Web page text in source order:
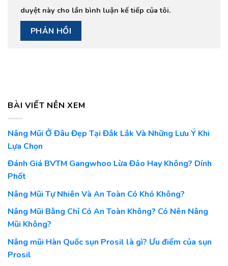
duyệt này cho lần bình luận kế tiếp của tôi.
BÀI VIẾT NÊN XEM
Nâng Mũi Ở Đâu Đẹp Tại Đắk Lắk Và Những Lưu Ý Khi
Lựa Chọn
Đánh Giá BVTM Gangwhoo Lừa Đảo Hay Không? Dính
Phốt
Nâng Mũi Tự Nhiên Và An Toàn Có Khó Không?
Nâng Mũi Bằng Chỉ Có An Toàn Không? Có Nên Nâng
Mũi Không?
Nâng mũi Hàn Quốc sụn Prosil là gì? Ưu điểm của sụn
Prosil